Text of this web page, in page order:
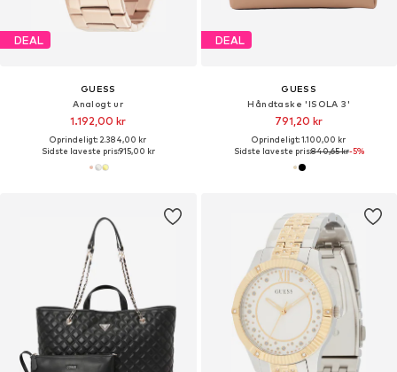
DEAL
GUESS
Analogt ur
1.192,00 kr
Oprindeligt: 2.384,00 kr
Sidste laveste pris:915,00 kr
DEAL
GUESS
Håndtaske 'ISOLA 3'
791,20 kr
Oprindeligt: 1.100,00 kr
Sidste laveste pris:840,65 kr-5%